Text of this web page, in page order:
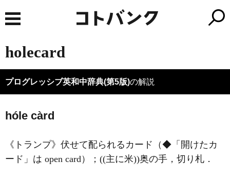
holecard
プログレッシブ英和中辞典(第5版)の解説
hóle càrd
《トランプ》 伏せて配られるカード（◆「開けたカ
ード」は open card）；((主に米))奥の手，切り札 ．